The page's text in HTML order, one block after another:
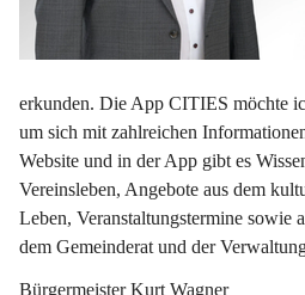
erkunden. Die App CITIES möchte
um sich mit zahlreichen
Website und in der App gibt es
Vereinsleben, Angebote aus dem
Leben, Veranstaltungstermine sowie
dem Gemeinderat und der
Bürgermeister Kurt Wagner